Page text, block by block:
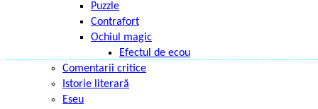
Puzzle
Contrafort
Ochiul magic
Efectul de ecou
Comentarii critice
Istorie literară
Eseu